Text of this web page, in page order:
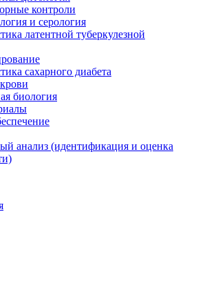
контроли
и серология
латентной туберкулезной
сахарного диабета
биология
анализ (идентификация и оценка